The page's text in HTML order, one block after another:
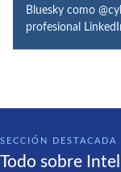
Bluesky como
profesional
SECCIÓN DESTACADA
Todo sobre